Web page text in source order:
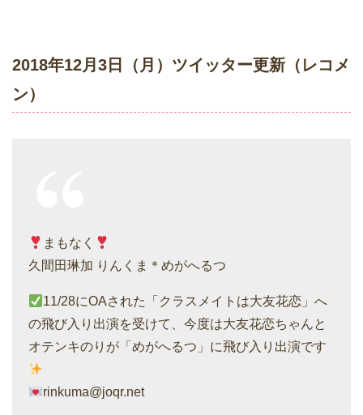
2018年12月3日（月）ツイッター更新（レコメ
ン）
まもなく
久間田琳加 りんくま＊めがへるつ
11/28にOAされた「クラスメイトは大友花恋」へ
の飛び入り出演を受けて、今度は大友花恋ちゃんと
オテンキのりが「めがへるつ」に飛び入り出演です
rinkuma@joqr.net